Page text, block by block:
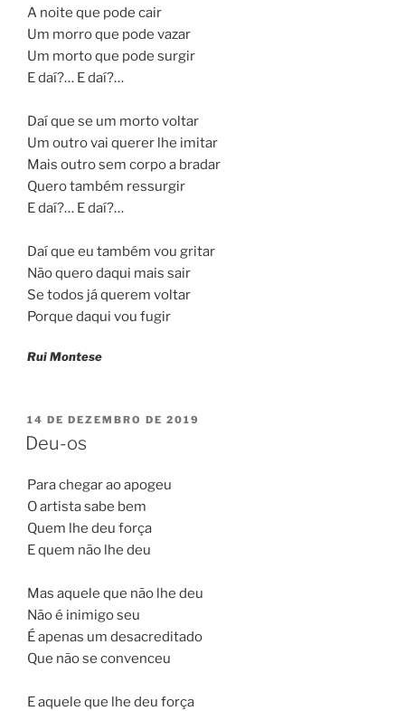
A noite que pode cair
Um morro que pode vazar
Um morto que pode surgir
E daí?… E daí?…
Daí que se um morto voltar
Um outro vai querer lhe imitar
Mais outro sem corpo a bradar
Quero também ressurgir
E daí?… E daí?…
Daí que eu também vou gritar
Não quero daqui mais sair
Se todos já querem voltar
Porque daqui vou fugir
Rui Montese
PUBLICADO
EM
14 DE DEZEMBRO DE 2019
Deu-os
Para chegar ao apogeu
O artista sabe bem
Quem lhe deu força
E quem não lhe deu
Mas aquele que não lhe deu
Não é inimigo seu
É apenas um desacreditado
Que não se convenceu
E aquele que lhe deu força